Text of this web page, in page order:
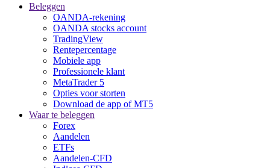
Beleggen
OANDA-rekening
OANDA stocks account
TradingView
Rentepercentage
Mobiele app
Professionele klant
MetaTrader 5
Opties voor storten
Download de app of MT5
Waar te beleggen
Forex
Aandelen
ETFs
Aandelen-CFD